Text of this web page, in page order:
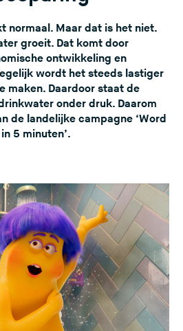
normaal. Maar dat is het niet.
groeit. Dat komt door
ontwikkeling en
wordt het steeds lastiger
maken. Daardoor staat de
onder druk. Daarom
de landelijke campagne ‘Word
5 minuten’.